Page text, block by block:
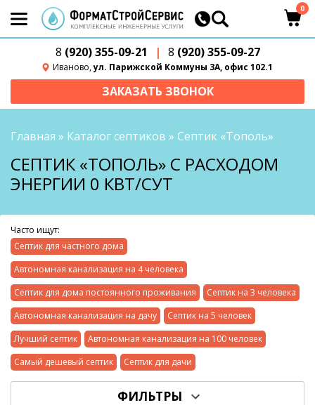
8 (920) 355-09-21 | 8 (920) 355-09-27
Иваново,ул. Парижской Коммуны 3А, офис 102.1
0
ЗАКАЗАТЬ ЗВОНОК
Главная » Каталог септиков » Септик «Тополь»
СЕПТИК «ТОПОЛЬ» С РАСХОДОМ
ЭНЕРГИИ 0 КВТ/СУТ
Часто ищут:
Септик для частного дома
Автономная канализация на 4 человека
Септик для дома постоянного проживания
Септик на 3 человека
Автономная канализация на дачу
Септик на 5 человек
Лучший септик
Автономная канализация на 100 человек
Самый дешевый септик
Септик для дачи
ФИЛЬТРЫ